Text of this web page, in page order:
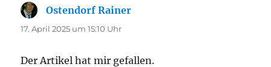
Ostendorf Rainer
17. April 2025 um 15:10 Uhr
Der Artikel hat mir gefallen.